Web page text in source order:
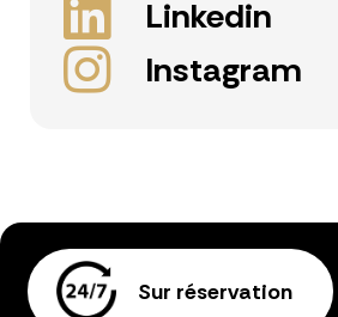
Linkedin
Instagram
Sur réservation